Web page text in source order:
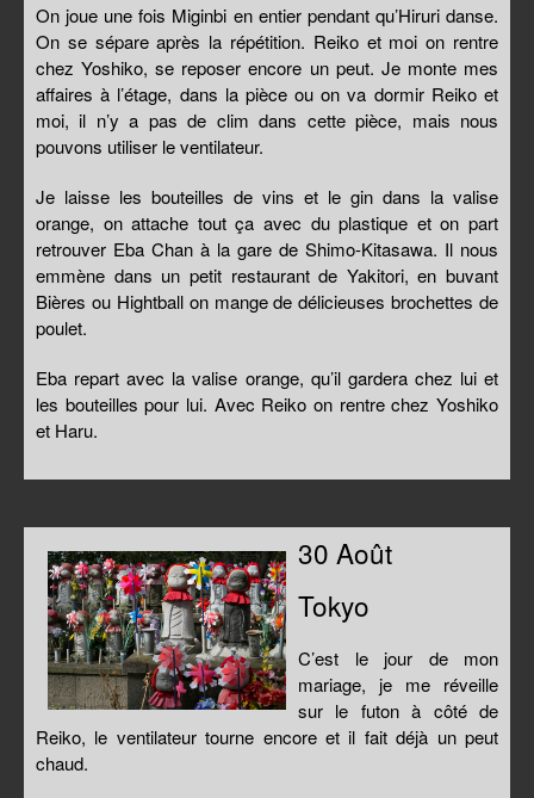
On joue une fois Miginbi en entier pendant qu’Hiruri danse.
On se sépare après la répétition. Reiko et moi on rentre
chez Yoshiko, se reposer encore un peut. Je monte mes
affaires à l’étage, dans la pièce ou on va dormir Reiko et
moi, il n’y a pas de clim dans cette pièce, mais nous
pouvons utiliser le ventilateur.
Je laisse les bouteilles de vins et le gin dans la valise
orange, on attache tout ça avec du plastique et on part
retrouver Eba Chan à la gare de Shimo-Kitasawa. Il nous
emmène dans un petit restaurant de Yakitori, en buvant
Bières ou Hightball on mange de délicieuses brochettes de
poulet.
Eba repart avec la valise orange, qu’il gardera chez lui et
les bouteilles pour lui. Avec Reiko on rentre chez Yoshiko
et Haru.
30 Août
Tokyo
C’est le jour de mon
mariage, je me réveille
sur le futon à côté de
Reiko, le ventilateur tourne encore et il fait déjà un peut
chaud.